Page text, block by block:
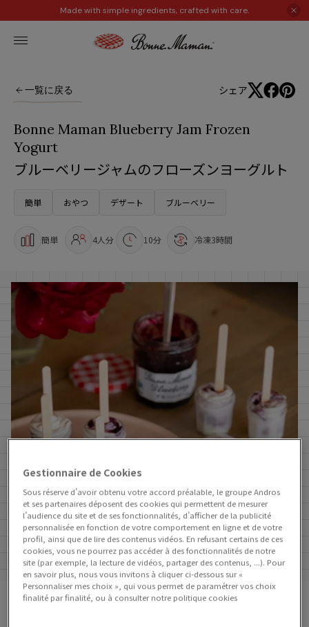
Made with simple ingredients, crafted with care.
一覧に戻る シェア
Bonne Maman Blueberry Jam Frozen
Yogurt
ブルーベリージャムのフローズンヨーグルト
簡単 おやつ デザート ブルーベリー
簡単 4人分 10分 冷凍3時間
Gestionnaire de Cookies
Sous réserve d’avoir obtenu votre accord préalable, le groupe Andros
et ses partenaires déposent des cookies qui permettent de mesurer
l’audience du site et de ses fonctionnalités, d’afficher de la publicité
personnalisée en fonction de votre comportement en ligne et de votre
profil, ainsi que de lire des contenus vidéos. En refusant certains de ces
cookies, vous ne pourrez pas accéder à des fonctionnalités de notre
site (par exemple, la lecture de vidéos, partager des contenus, ...). Pour
en savoir plus, nous vous invitons à cliquer ci-dessous sur «
Personnaliser mes choix », qui vous permet de paramétrer vos choix
finalité par finalité, ou à consulter notre politique cookies